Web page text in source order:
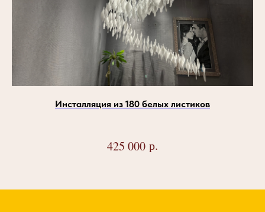
Инсталляция из 180 белых листиков
425 000 р.